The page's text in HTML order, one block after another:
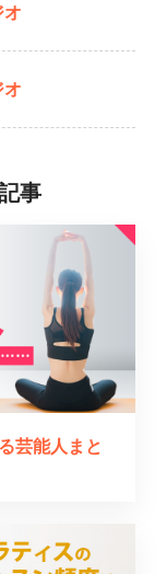
オ
オ
事
芸能人まと